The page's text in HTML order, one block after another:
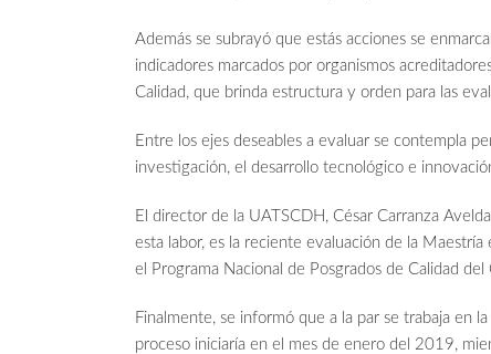
Además se subrayó que estás acciones se
indicadores marcados por organismos
Calidad, que brinda estructura y orden para las
Entre los ejes deseables a evaluar se contempla
investigación, el desarrollo tecnológico e
El director de la UATSCDH, César Carranza
esta labor, es la reciente evaluación de la Maestría
el Programa Nacional de Posgrados de Calidad
Finalmente, se informó que a la par se trabaja en
proceso iniciaría en el mes de enero del 2019,